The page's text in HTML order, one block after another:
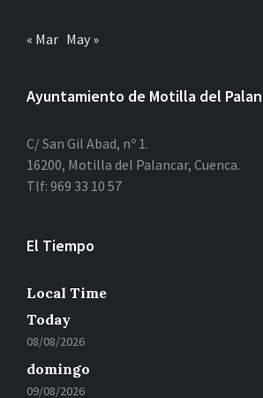
« Mar May »
Ayuntamiento de Motilla del
C/ San Gil Abad, nº 1.
16200, Motilla del Palancar, Cuenca.
Tlf: 969 33 10 57
El Tiempo
Local Time
Today
08/08/2026
domingo
09/08/2026